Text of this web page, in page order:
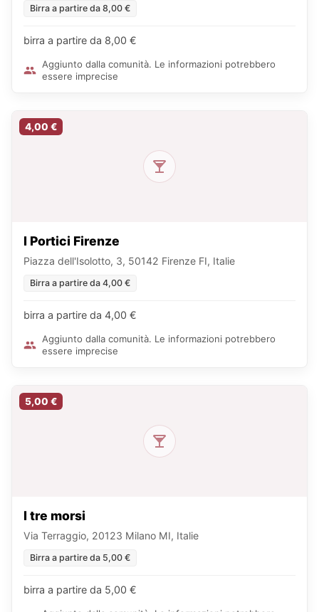
Birra a partire da 8,00 €
birra a partire da 8,00 €
Aggiunto dalla comunità. Le informazioni potrebbero
essere imprecise
4,00 €
I Portici Firenze
Piazza dell'Isolotto, 3, 50142 Firenze FI, Italie
Birra a partire da 4,00 €
birra a partire da 4,00 €
Aggiunto dalla comunità. Le informazioni potrebbero
essere imprecise
5,00 €
I tre morsi
Via Terraggio, 20123 Milano MI, Italie
Birra a partire da 5,00 €
birra a partire da 5,00 €